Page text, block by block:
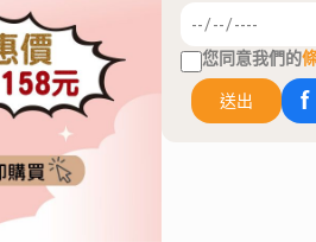
您同意我們的
送出